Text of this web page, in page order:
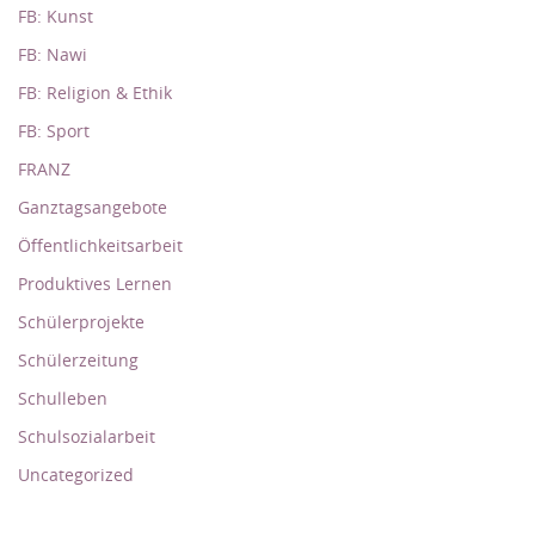
FB: Kunst
FB: Nawi
FB: Religion & Ethik
FB: Sport
FRANZ
Ganztagsangebote
Öffentlichkeitsarbeit
Produktives Lernen
Schülerprojekte
Schülerzeitung
Schulleben
Schulsozialarbeit
Uncategorized